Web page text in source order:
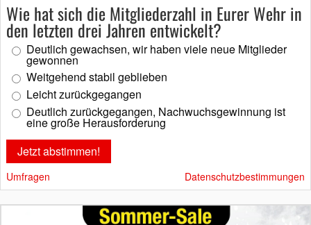
Wie hat sich die Mitgliederzahl in Eurer Wehr in
den letzten drei Jahren entwickelt?
Deutlich gewachsen, wir haben viele neue Mitglieder
gewonnen
Weitgehend stabil geblieben
Leicht zurückgegangen
Deutlich zurückgegangen, Nachwuchsgewinnung ist
eine große Herausforderung
Umfragen Datenschutzbestimmungen